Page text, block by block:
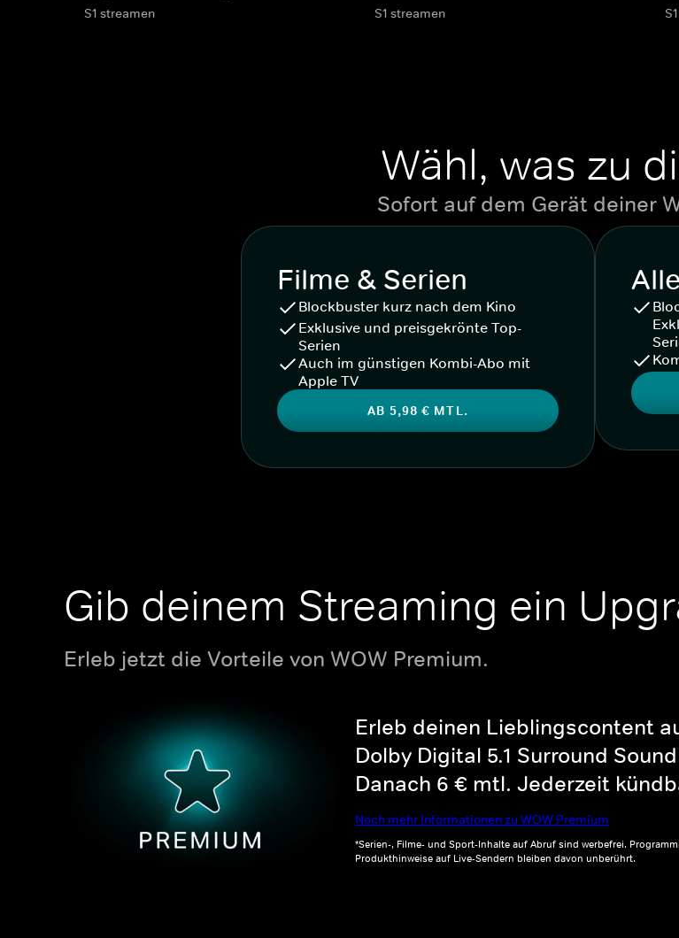
S1 streamen S1 streamen
Wähl, was zu
Sofort auf dem Gerät deiner
Filme & Serien
Blockbuster kurz nach dem Kino
Exklusive und preisgekrönte Top-
Serien
Auch im günstigen Kombi-Abo mit
Apple TV
AB 5,98 € MTL.
Gib deinem Streaming ein
Erleb jetzt die Vorteile von WOW Premium.
Erleb deinen Lieblingscontent
Dolby Digital 5.1 Surround
Danach 6 € mtl. Jederzeit
Noch mehr Informationen zu WOW Premium
*Serien-, Filme- und Sport-Inhalte auf Abruf sind werbefrei.
Produkthinweise auf Live-Sendern bleiben davon unberührt.